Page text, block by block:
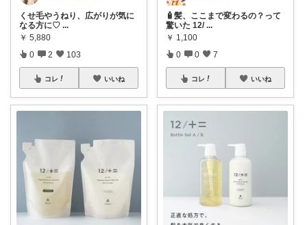
くせ毛やうねり、広がりが気に
なる方に♡ ...
￥ 5,880
0 2 103
コレ いいね
🧴髪、ここまで変わるの？って
驚いた 12/ ...
￥ 1,100
0 0 7
コレ いいね